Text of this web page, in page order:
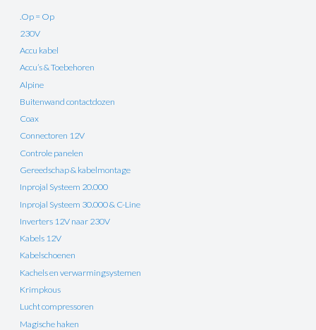
.Op = Op
230V
Accu kabel
Accu’s & Toebehoren
Alpine
Buitenwand contactdozen
Coax
Connectoren 12V
Controle panelen
Gereedschap & kabelmontage
Inprojal Systeem 20.000
Inprojal Systeem 30.000 & C-Line
Inverters 12V naar 230V
Kabels 12V
Kabelschoenen
Kachels en verwarmingsystemen
Krimpkous
Lucht compressoren
Magische haken